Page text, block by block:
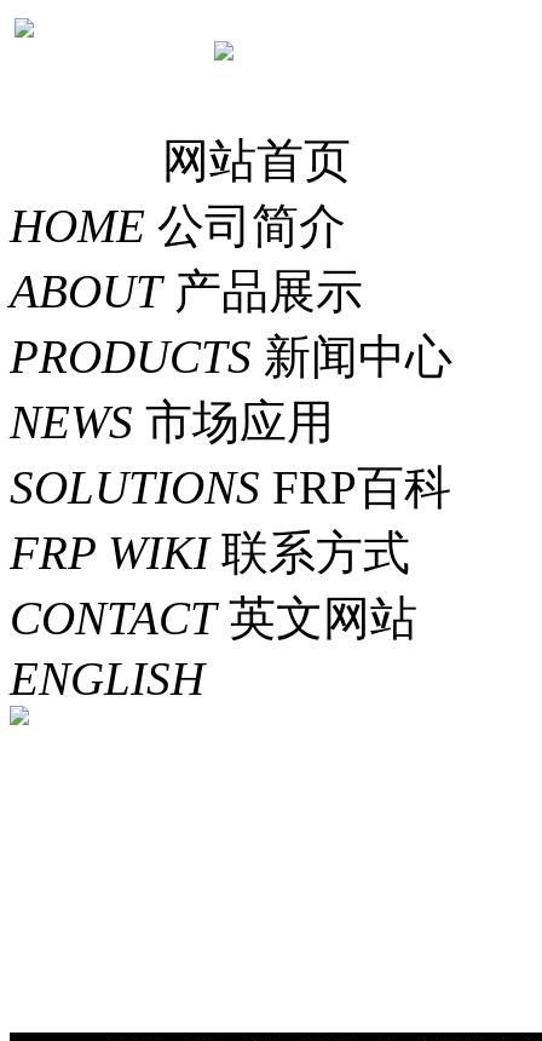
网站首页
HOME 公司简介
ABOUT 产品展示
PRODUCTS 新闻中心
NEWS 市场应用
SOLUTIONS FRP百科
FRP WIKI 联系方式
CONTACT 英文网站
ENGLISH